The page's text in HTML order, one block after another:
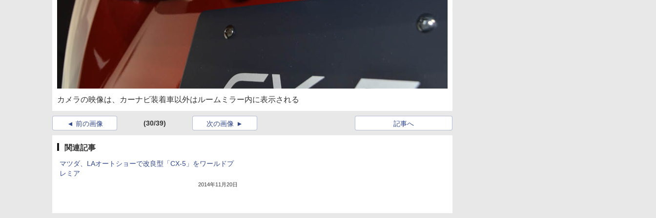
カメラの映像は、カーナビ装着車以外はルームミラー内に表示される
前の画像 (30/39) 記事へ
次の画像
関連記事
マツダ、LAオートショーで改良型「CX-5」をワールドプ
レミア
2014年11月20日